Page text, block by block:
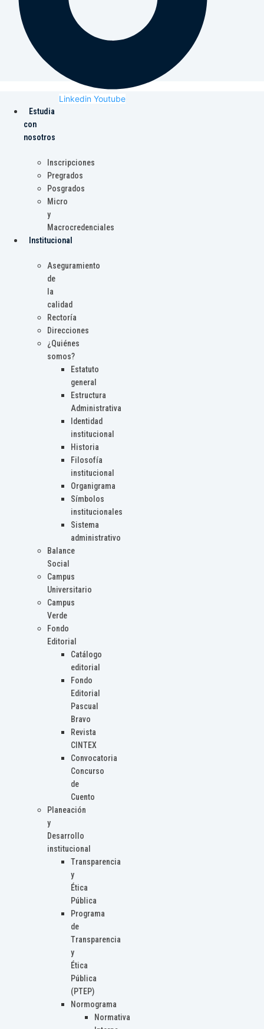
Linkedin Youtube
Estudia
con
nosotros
Inscripciones
Pregrados
Posgrados
Micro
y
Macrocredenciales
Institucional
Aseguramiento
de
la
calidad
Rectoría
Direcciones
¿Quiénes
somos?
Estatuto
general
Estructura
Administrativa
Identidad
institucional
Historia
Filosofía
institucional
Organigrama
Símbolos
institucionales
Sistema
administrativo
Balance
Social
Campus
Universitario
Campus
Verde
Fondo
Editorial
Catálogo
editorial
Fondo
Editorial
Pascual
Bravo
Revista
CINTEX
Convocatoria
Concurso
de
Cuento
Planeación
y
Desarrollo
institucional
Transparencia
y
Ética
Pública
Programa
de
Transparencia
y
Ética
Pública
(PTEP)
Normograma
Normativa